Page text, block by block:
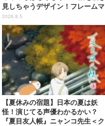
見しちゃうデザイン！フレームマ
グネット「ぴたっとフレーム」登
場☆
2026.8.5
【夏休みの宿題】日本の夏は妖
怪！演じてる声優わかるかい？
『夏目友人帳』ニャンコ先生＜ク